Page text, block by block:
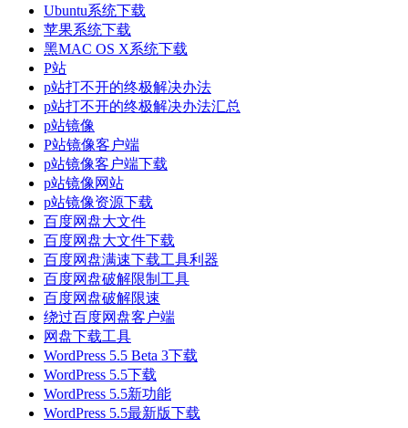
Ubuntu系统下载
苹果系统下载
黑MAC OS X系统下载
P站
p站打不开的终极解决办法
p站打不开的终极解决办法汇总
p站镜像
P站镜像客户端
p站镜像客户端下载
p站镜像网站
p站镜像资源下载
百度网盘大文件
百度网盘大文件下载
百度网盘满速下载工具利器
百度网盘破解限制工具
百度网盘破解限速
绕过百度网盘客户端
网盘下载工具
WordPress 5.5 Beta 3下载
WordPress 5.5下载
WordPress 5.5新功能
WordPress 5.5最新版下载